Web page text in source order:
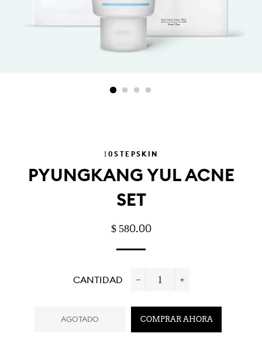
10STEPSKIN
PYUNGKANG YUL ACNE
SET
PRECIO
PRECIO
$ 580.00
CANTIDAD
AGOTADO COMPRAR AHORA